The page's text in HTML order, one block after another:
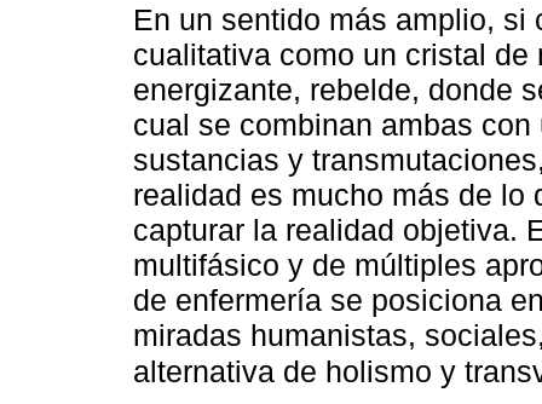
En un sentido más amplio,
cualitativa como un cristal
energizante, rebelde, donde
cual se combinan ambas
sustancias y
realidad es mucho más de lo
capturar la realidad objetiva.
multifásico y de múltiples
de enfermería se posiciona
miradas humanistas,
alternativa de holismo y